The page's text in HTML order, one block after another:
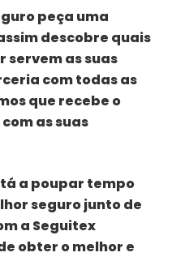
peça uma
descobre quais
servem as suas
com todas as
que recebe o
as suas
a poupar tempo
seguro junto de
a Seguitex
obter o melhor e